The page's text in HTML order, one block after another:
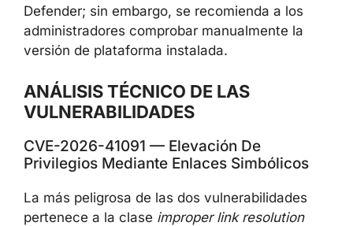
del mecanismo de actualización automática
de Defender; sin embargo, se recomienda a
los administradores comprobar manualmente
ANÁLISIS TÉCNICO DE LAS
CVE-2026-41091 — Elevación De
La más peligrosa de las dos vulnerabilidades